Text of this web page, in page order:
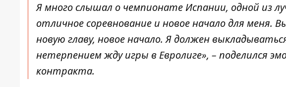
Я много слышал о чемпионате Испании, одной из
отличное соревнование и новое начало для меня.
новую главу, новое начало. Я должен
нетерпением жду игры в Евролиге», – поделился
контракта.